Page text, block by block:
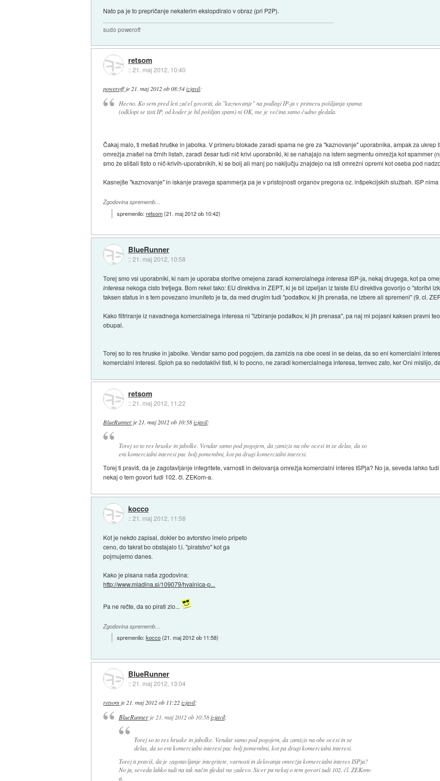
Nato pa je to prepričanje nekaterim ekslopdiralo v obraz (pri P2P).
sudo poweroff
retsom
::21. maj 2012, 10:40
poweroffje 21. maj 2012 ob 08:54 izjavil:
Hecno. Ko sem pred leti začel govoriti, da "kaznovanje" na podlagi IP-ja v primeru pošiljanja spama
(odklopi se tisti IP, od koder je bil pošiljan spam) ni OK, me je večina samo čudno gledala.
Čakaj malo, ti mešaš hruške in jabolka. V primeru blokade zaradi spama ne gre za "kaznovanje" uporabnika, ampak za ukrep
omrežja znašel na črnih listah, zaradi česar tudi nič krivi uporabniki, ki se nahajajo na istem segmentu omrežja kot spammer
smo že slišali tisto o nič-krivih-uporabnikih, ki se bolj ali manj po naključju znajdejo na isti omrežni opremi kot oseba pod
Kasnejše "kaznovanje" in iskanje pravega spammerja pa je v pristojnosti organov pregona oz. inšpekcijskih službah. ISP nima
Zgodovina sprememb…
spremenilo:retsom(21. maj 2012 ob 10:42)
BlueRunner
::21. maj 2012, 10:58
Torej smo vsi uporabniki, ki nam je uporaba storitve omejena zaradikomercialnega interesa ISP-ja, nekaj drugega, kot pa
interesanekoga cisto tretjega. Bom rekel tako: EU direktiva in ZEPT, ki je bil izpeljan iz taiste EU direktiva govorijo o "storitvi
taksen status in s tem povezano imuniteto je ta, da med drugim tudi "podatkov, ki jih prenaša, ne izbere ali spremeni" (9. cl.
Kako filtriranje iz navadnega komercialnega interesa ni "izbiranje podatkov, ki jih prenasa", pa naj mi pojasni kaksen pravni
obupal.
Torej so to res hruske in jabolke. Vendar samo pod pogojem, da zamizis na obe ocesi in se delas, da so eni komercialni
komercialni interesi. Sploh pa so nedotaklivi tisti, ki to pocno, ne zaradi komercialnega interesa, temvec zato, ker Oni mislijo,
retsom
::21. maj 2012, 11:22
BlueRunner je 21. maj 2012 ob 10:58 izjavil:
Torej so to res hruske in jabolke. Vendar samo pod pogojem, da zamizis na obe ocesi in se delas, da so
eni komercialni interesi pac bolj pomembni, kot pa drugi komercialni interesi.
Torej ti praviš, da je zagotavljanje integritete, varnosti in delovanja omrežja komercialni interes ISPja? No ja, seveda lahko
nekaj o tem govori tudi 102. čl. ZEKom-a.
kocco
::21. maj 2012, 11:58
Kot je nekdo zapisal, dokler bo avtorstvo imelo pripeto
ceno, do takrat bo obstajalo t.i. "piratstvo" kot ga
pojmujemo danes.
Kako je pisana naša zgodovina:
http://www.mladina.si/109079/hvalnica-p...
Pa ne rečte, da so pirati zlo...
Zgodovina sprememb…
spremenilo:kocco(21. maj 2012 ob 11:58)
BlueRunner
::21. maj 2012, 13:04
retsom je 21. maj 2012 ob 11:22 izjavil:
BlueRunnerje 21. maj 2012 ob 10:58 izjavil:
Torej so to res hruske in jabolke. Vendar samo pod pogojem, da zamizis na obe ocesi in se
delas, da so eni komercialni interesi pac bolj pomembni, kot pa drugi komercialni interesi.
Torej ti praviš, da je zagotavljanje integritete, varnosti in delovanja omrežja komercialni interes ISPja?
No ja, seveda lahko tudi na tak način gledaš na zadevo. Sicer pa nekaj o tem govori tudi 102. čl. ZEKom-
a.